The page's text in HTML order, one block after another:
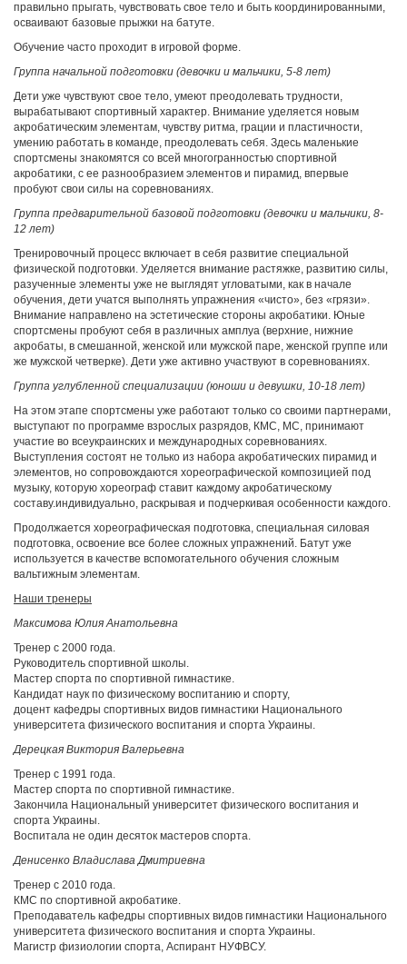
правильно прыгать, чувствовать свое тело и быть координированными,
осваивают базовые прыжки на батуте.
Обучение часто проходит в игровой форме.
Группа начальной подготовки (девочки и мальчики, 5-8 лет)
Дети уже чувствуют свое тело, умеют преодолевать трудности,
вырабатывают спортивный характер. Внимание уделяется новым
акробатическим элементам, чувству ритма, грации и пластичности,
умению работать в команде, преодолевать себя. Здесь маленькие
спортсмены знакомятся со всей многогранностью спортивной
акробатики, с ее разнообразием элементов и пирамид, впервые
пробуют свои силы на соревнованиях.
Группа предварительной базовой подготовки (девочки и мальчики, 8-
12 лет)
Тренировочный процесс включает в себя развитие специальной
физической подготовки. Уделяется внимание растяжке, развитию силы,
разученные элементы уже не выглядят угловатыми, как в начале
обучения, дети учатся выполнять упражнения «чисто», без «грязи».
Внимание направлено на эстетические стороны акробатики. Юные
спортсмены пробуют себя в различных амплуа (верхние, нижние
акробаты, в смешанной, женской или мужской паре, женской группе или
же мужской четверке). Дети уже активно участвуют в соревнованиях.
Группа углубленной специализации (юноши и девушки, 10-18 лет)
На этом этапе спортсмены уже работают только со своими партнерами,
выступают по программе взрослых разрядов, КМС, МС, принимают
участие во всеукраинских и международных соревнованиях.
Выступления состоят не только из набора акробатических пирамид и
элементов, но сопровождаются хореографической композицией под
музыку, которую хореограф ставит каждому акробатическому
составу.индивидуально, раскрывая и подчеркивая особенности каждого.
Продолжается хореографическая подготовка, специальная силовая
подготовка, освоение все более сложных упражнений. Батут уже
используется в качестве вспомогательного обучения сложным
вальтижным элементам.
Наши тренеры
Максимова Юлия Анатольевна
Тренер с 2000 года.
Руководитель спортивной школы.
Мастер спорта по спортивной гимнастике.
Кандидат наук по физическому воспитанию и спорту,
доцент кафедры спортивных видов гимнастики Национального
университета физического воспитания и спорта Украины.
Дерецкая Виктория Валерьевна
Тренер с 1991 года.
Мастер спорта по спортивной гимнастике.
Закончила Национальный университет физического воспитания и
спорта Украины.
Воспитала не один десяток мастеров спорта.
Денисенко Владислава Дмитриевна
Тренер с 2010 года.
КМС по спортивной акробатике.
Преподаватель кафедры спортивных видов гимнастики Национального
университета физического воспитания и спорта Украины.
Магистр физиологии спорта, Аспирант НУФВСУ.